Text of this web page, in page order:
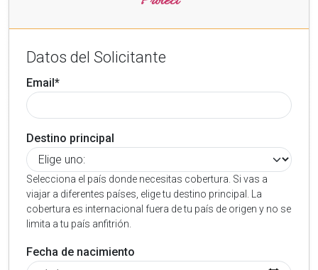
Datos del Solicitante
Email*
Destino principal
Selecciona el país donde necesitas cobertura. Si vas a
viajar a diferentes países, elige tu destino principal. La
cobertura es internacional fuera de tu país de origen y no se
limita a tu país anfitrión.
Fecha de nacimiento